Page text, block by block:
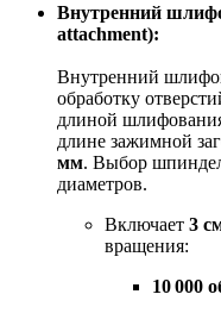
Внутренний
attachment):
Внутренний
обработку
длиной
длине зажимной
мм. Выбор
диаметров.
Включает 3
вращения:
10 000